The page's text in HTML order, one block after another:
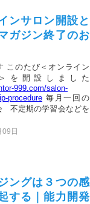
ンサロン開設と
ガジン終了のお
このたび＜オンライン
を開設しました
999.com/salon-
procedure 毎月一回の
不定期の学習会などを
09日
ングは３つの感
する｜能力開発